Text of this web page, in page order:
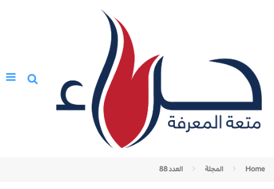
Home المجلة العدد 88